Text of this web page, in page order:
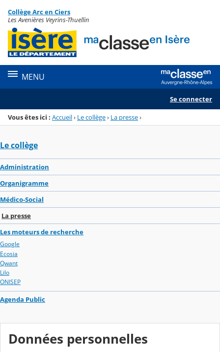
Menu de la rubrique
Contenu
Collège Arc en Ciers
Les Avenières Veyrins-Thuellin
MENU
Se connecter
Vous êtes ici : Accueil› Le collège› La presse›
Le collège
Administration
Organigramme
Médico-Social
La presse
Les moteurs de recherche
Google
Ecosia
Qwant
Lilo
ONISEP
Agenda Public
Données personnelles